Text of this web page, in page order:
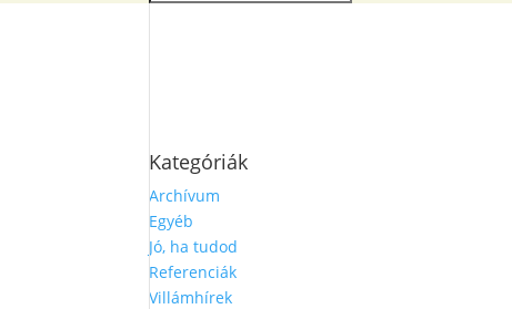
Kategóriák
Archívum
Egyéb
Jó, ha tudod
Referenciák
Villámhírek